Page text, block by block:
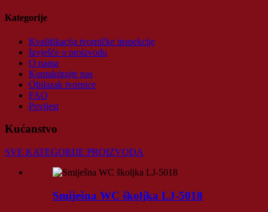
Kategorije
Kvalifikacija tvorničke inspekcije
Izvješće o proizvodu
O nama
Kontaktirajte nas
Obilazak tvornice
FAQ
Povijest
Kućanstvo
SVE KATEGORIJE PROIZVODA
Smiješna WC školjka LJ-5018